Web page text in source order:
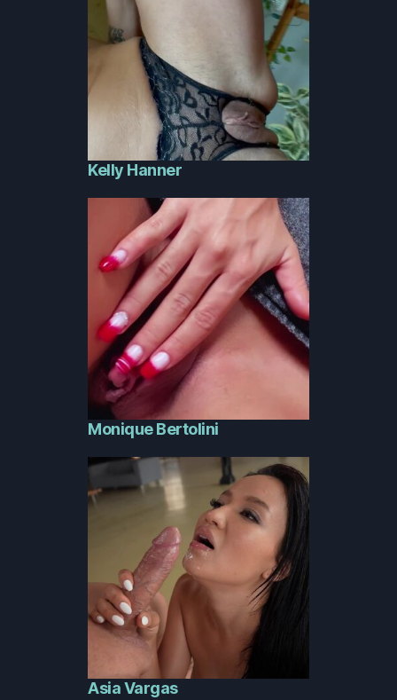
Kelly Hanner
Monique Bertolini
Asia Vargas